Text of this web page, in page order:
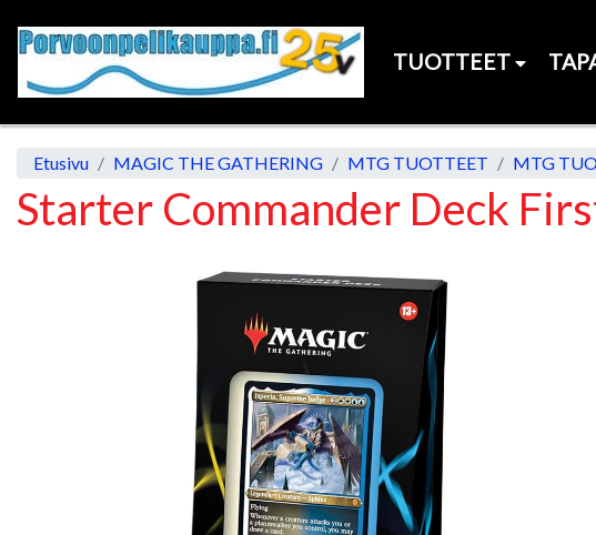
TUOTTEET
Etusivu MAGIC THE GATHERING MTG TUOTTEET MTG
Starter Commander Deck